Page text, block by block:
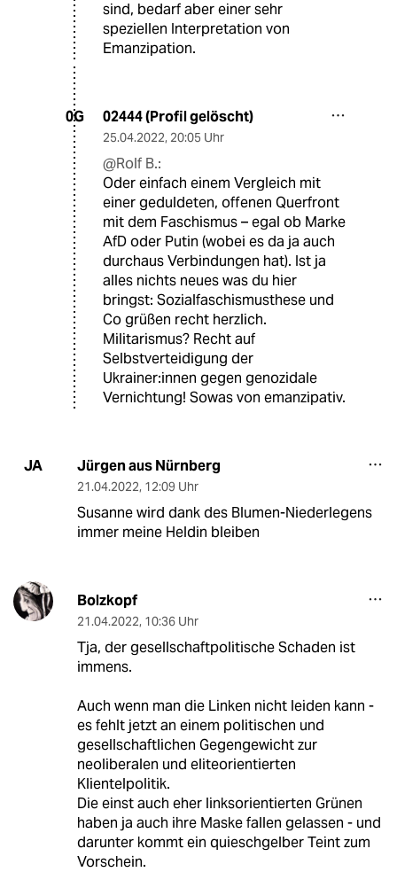
sind, bedarf aber einer sehr
speziellen Interpretation von
Emanzipation.
0G 02444 (Profil gelöscht)
25.04.2022, 20:05 Uhr
@Rolf B.:
Oder einfach einem Vergleich mit
einer geduldeten, offenen Querfront
mit dem Faschismus – egal ob Marke
AfD oder Putin (wobei es da ja auch
durchaus Verbindungen hat). Ist ja
alles nichts neues was du hier
bringst: Sozialfaschismusthese und
Co grüßen recht herzlich.
Militarismus? Recht auf
Selbstverteidigung der
Ukrainer:innen gegen genozidale
Vernichtung! Sowas von emanzipativ.
JA Jürgen aus Nürnberg
21.04.2022, 12:09 Uhr
Susanne wird dank des Blumen-Niederlegens
immer meine Heldin bleiben
Bolzkopf
21.04.2022, 10:36 Uhr
Tja, der gesellschaftpolitische Schaden ist
immens.
Auch wenn man die Linken nicht leiden kann -
es fehlt jetzt an einem politischen und
gesellschaftlichen Gegengewicht zur
neoliberalen und eliteorientierten
Klientelpolitik.
Die einst auch eher linksorientierten Grünen
haben ja auch ihre Maske fallen gelassen - und
darunter kommt ein quieschgelber Teint zum
Vorschein.